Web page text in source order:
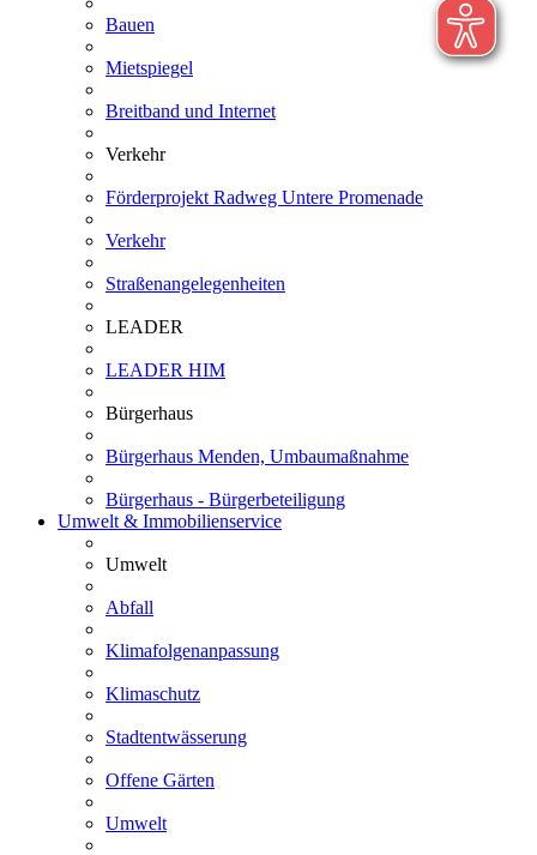
Bauen
Mietspiegel
Breitband und Internet
Verkehr
Förderprojekt Radweg Untere Promenade
Verkehr
Straßenangelegenheiten
LEADER
LEADER HIM
Bürgerhaus
Bürgerhaus Menden, Umbaumaßnahme
Bürgerhaus - Bürgerbeteiligung
Umwelt & Immobilienservice
Umwelt
Abfall
Klimafolgenanpassung
Klimaschutz
Stadtentwässerung
Offene Gärten
Umwelt